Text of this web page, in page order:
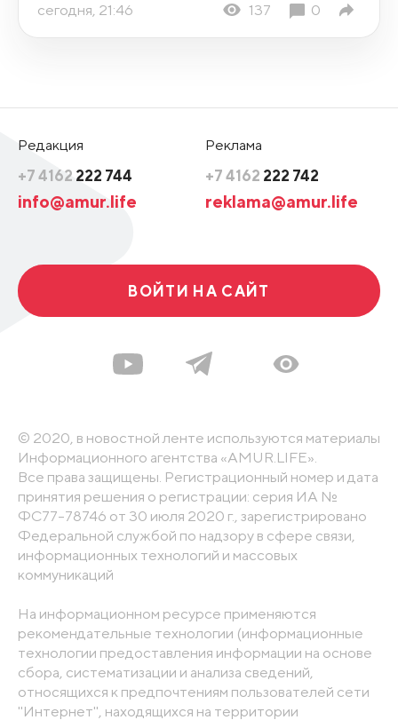
сегодня, 21:46 137 0
Редакция
+7 4162 222 744
info@amur.life
Реклама
+7 4162 222 742
reklama@amur.life
ВОЙТИ НА САЙТ
© 2020, в новостной ленте используются материалы
Информационного агентства «AMUR.LIFE».
Все права защищены. Регистрационный номер и дата
принятия решения о регистрации: серия ИА №
ФС77-78746 от 30 июля 2020 г., зарегистрировано
Федеральной службой по надзору в сфере связи,
информационных технологий и массовых
коммуникаций
На информационном ресурсе применяются
рекомендательные технологии (информационные
технологии предоставления информации на основе
сбора, систематизации и анализа сведений,
относящихся к предпочтениям пользователей сети
"Интернет", находящихся на территории